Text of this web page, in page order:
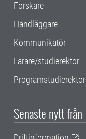
Forskare
Handläggare
Kommunikatör
Lärare/studierektor
Programstudierektor
Senaste nytt från